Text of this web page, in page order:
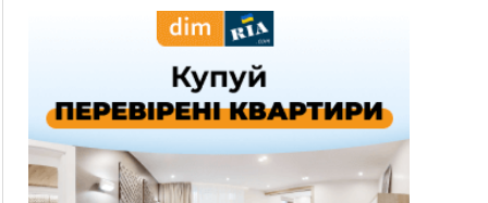
У МОЗ змінили підхід до госпіталізації та
оновили правила роботи стаціонарів
На межі Прикарпаття і Тернопільщини невідомі
засипали русло Золотої Липи та облаштували
переправу
11:44
температурні рекорди
11:17
Росія вдарила по Харкову "Бандероллю": є